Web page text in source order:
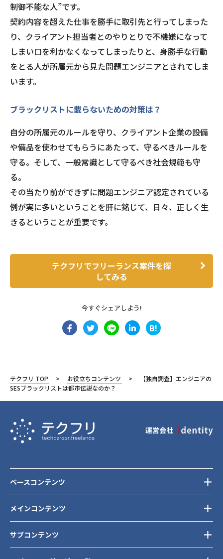
制御不能な人”です。
契約内容を超えた仕事を勝手に取引先と行ってしまった
り、クライアント担当者とのやりとりで不機嫌になって
しまい口を利かなくなってしまったりと、身勝手な行動
をとる人が所属元から見た問題エンジニアとされてしま
います。
ブラックリストに載らないための対策は？
自分の所属元のルールを守り、クライアント企業の設備
や備品を使わせてもらうにあたって、守るべきルールを
守る。そして、一般常識として守るべき社会規範も守
る。
その当たり前ができずに問題エンジニア認定されている
例が実に多いということを肝に銘じて、日々、正しく生
きるということが重要です。
テクフリでフリーランス案件を探
してみる
今すぐシェアしよう!
B!
テクフリ TOP お役立ちコンテンツ
【独自調査】エンジニアの
SESブラックリストは都市伝説なのか？
運営会社
メインコンテンツ
サブコンテンツ
ベースコンテンツ